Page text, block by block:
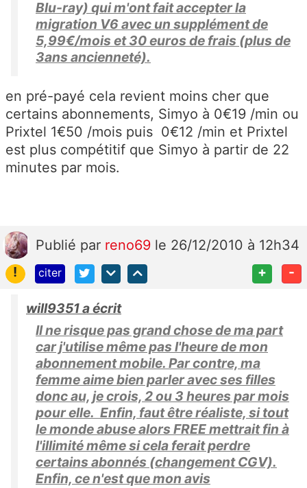
Blu-ray) qui m'ont fait accepter la
migration V6 avec un supplément de
5,99€/mois et 30 euros de frais (plus de
3ans ancienneté).
en pré-payé cela revient moins cher que
certains abonnements, Simyo à 0€19 /min ou
Prixtel 1€50 /mois puis 0€12 /min et Prixtel
est plus compétitif que Simyo à partir de 22
minutes par mois.
Publié par reno69 le 26/12/2010 à 12h34
!
citer + -
will9351 a écrit
Il ne risque pas grand chose de ma part
car j'utilise même pas l'heure de mon
abonnement mobile. Par contre, ma
femme aime bien parler avec ses filles
donc au, je crois, 2 ou 3 heures par mois
pour elle. Enfin, faut être réaliste, si tout
le monde abuse alors FREE mettrait fin à
l'illimité même si cela ferait perdre
certains abonnés (changement CGV).
Enfin, ce n'est que mon avis